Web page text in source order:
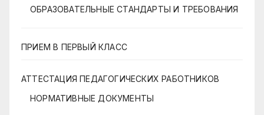
ОБРАЗОВАТЕЛЬНЫЕ СТАНДАРТЫ И ТРЕБОВАНИЯ
ПРИЕМ В ПЕРВЫЙ КЛАСС
АТТЕСТАЦИЯ ПЕДАГОГИЧЕСКИХ РАБОТНИКОВ
НОРМАТИВНЫЕ ДОКУМЕНТЫ